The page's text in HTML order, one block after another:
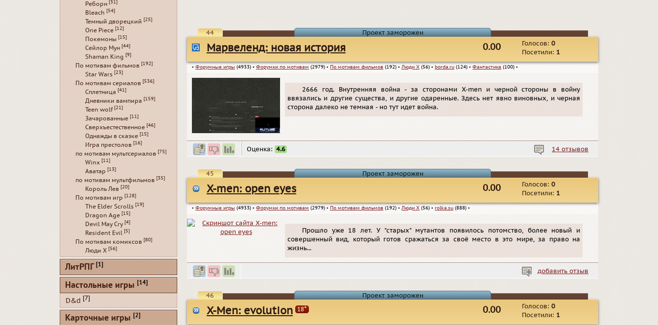
Проект заморожен
44
Марвеленд: новая история Голосов: 0
Посетили: 1
0.00
▪ Форумные игры (4933) ▪ Форумки по мотивам (2979) ▪ По мотивам фильмов (192) ▪ Люди Х (56) ▪ borda.ru (124) ▪ Фантастика (100) ▪
2666 год. Внутренняя война - за сторонами X-men и черной стороны в войну
ввязались и другие существа, и другие одаренные. Здесь нет явно виновных, и черная
сторона далеко не темная - но тут идет война.
Оценка: 4.6 14 отзывов
Проект заморожен
45
X-men: open eyes Голосов: 0
Посетили: 1
0.00
▪ Форумные игры (4933) ▪ Форумки по мотивам (2979) ▪ По мотивам фильмов (192) ▪ Люди Х (56) ▪ rolka.su (888) ▪
Прошло уже 18 лет. У "старых" мутантов появилось потомство, более новый и
совершенный вид, который готов сражаться за своё место в это мире, за право на
жизнь...
добавить отзыв
Проект заморожен
46
X-Men: evolution 18+ Голосов: 0
Посетили: 1
0.00
Реборн [31]
Bleach [54]
Темный дворецкий [25]
One Piece [12]
Покемоны [15]
Сейлор Мун [44]
Shaman King [9]
По мотивам фильмов [192]
Star Wars [23]
По мотивам сериалов [536]
Сплетница [41]
Дневники вампира [159]
Teen wolf [21]
Зачарованные [11]
Сверхъестественное [46]
Однажды в сказке [15]
Игра престолов [16]
по мотивам мультсериалов [75]
Winx [11]
Аватар [13]
по мотивам мультфильмов [35]
Король Лев [20]
По мотивам игр [128]
The Elder Scrolls [19]
Dragon Age [15]
Devil May Cry [4]
Resident Evil [5]
По мотивам комиксов [80]
Люди Х [56]
ЛитРПГ [1]
Настольные игры [14]
D&d [7]
Карточные игры [2]